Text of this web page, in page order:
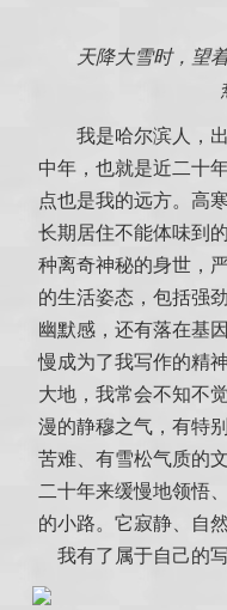
天降大雪时，望
我是哈尔滨人，
中年，也就是近二十
点也是我的远方。高
长期居住不能体味到
种离奇神秘的身世，
的生活姿态，包括强
幽默感，还有落在基
慢成为了我写作的精
大地，我常会不知不
漫的静穆之气，有特
苦难、有雪松气质的
二十年来缓慢地领悟
的小路。它寂静、自
我有了属于自己的